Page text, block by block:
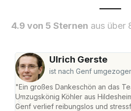
4.9 von 5 Sternen aus über
Ulrich Gerste
ist nach Genf
"Ein großes Dankeschön an das
Umzugskönig Köhler aus
Genf verlief reibungslos und